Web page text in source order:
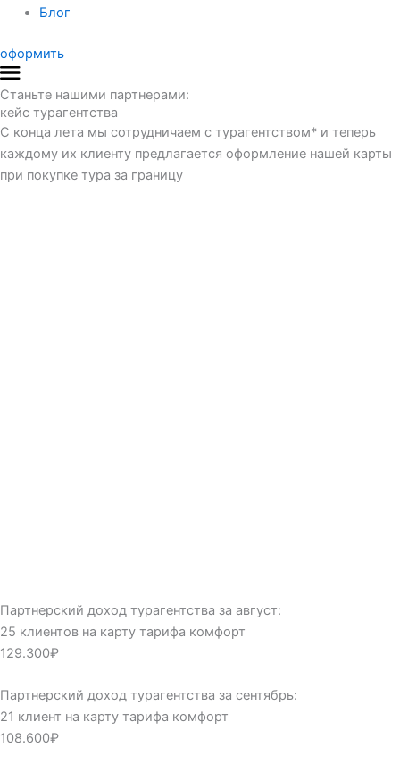
Блог
оформить
Станьте нашими партнерами:
кейс турагентства
С конца лета мы сотрудничаем с турагентством* и теперь
каждому их клиенту предлагается оформление нашей карты
при покупке тура за границу
Партнерский доход турагентства за август:
25 клиентов на карту тарифа комфорт
129.300₽
Партнерский доход турагентства за сентябрь:
21 клиент на карту тарифа комфорт
108.600₽